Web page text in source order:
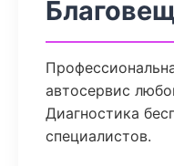
автосервис
Диагностика
специалистов.